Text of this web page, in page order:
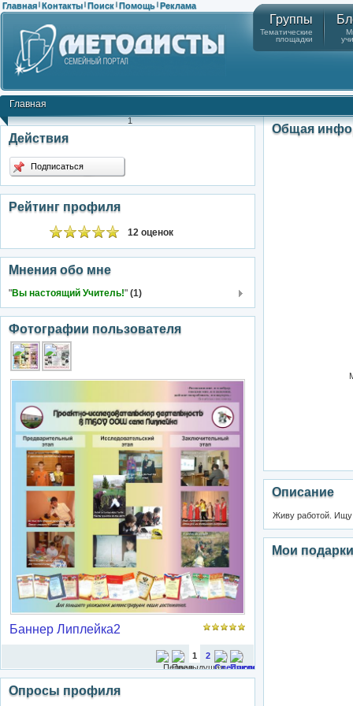
Главная | Контакты | Поиск | Помощь | Реклама
Группы
Тематические
площадки
Главная
1
Действия
Подписаться
Рейтинг профиля
12 оценок
Мнения обо мне
"Вы настоящий Учитель!" (1)
Фотографии пользователя
Баннер Липлейка2
1 2
Опросы профиля
Общая
Описание
Живу работой. Ищу
Мои подарки